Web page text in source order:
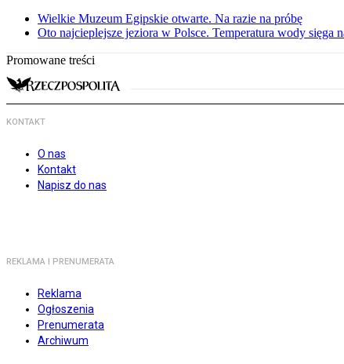
Wielkie Muzeum Egipskie otwarte. Na razie na próbę
Oto najcieplejsze jeziora w Polsce. Temperatura wody sięga
Promowane treści
KONTAKT
O nas
Kontakt
Napisz do nas
REKLAMA I PRENUMERATA
Reklama
Ogłoszenia
Prenumerata
Archiwum